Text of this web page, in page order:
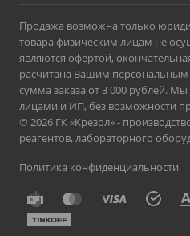
Продажа возможна только
товара физическим лицам не
являются офертой,
расчитана Вашим
сумма заказа от 3 000 рублей.
лицами и ИП, без возможности
© 2026 ГК «Крезол» -
реагентов, лабораторного
Политика конфиденциальности